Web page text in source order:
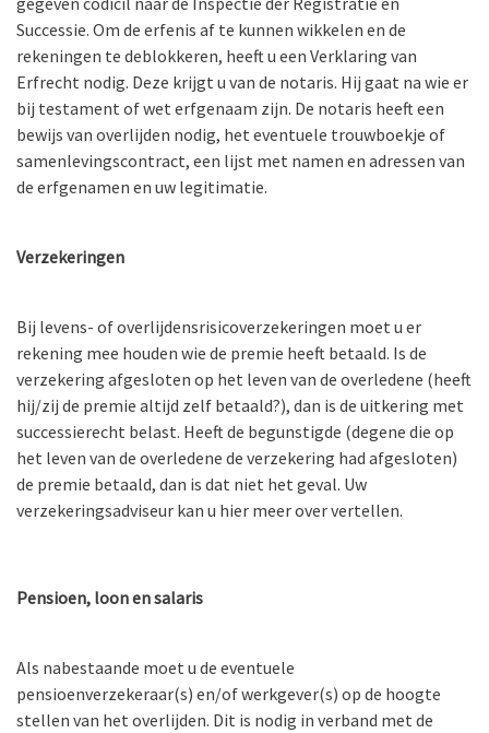
Successie. Om de erfenis af te kunnen wikkelen en de
rekeningen te deblokkeren, heeft u een Verklaring van
Erfrecht nodig. Deze krijgt u van de notaris. Hij gaat na wie er
bij testament of wet erfgenaam zijn. De notaris heeft een
bewijs van overlijden nodig, het eventuele trouwboekje of
samenlevingscontract, een lijst met namen en adressen van
de erfgenamen en uw legitimatie.
Verzekeringen
Bij levens- of overlijdensrisicoverzekeringen moet u er
rekening mee houden wie de premie heeft betaald. Is de
verzekering afgesloten op het leven van de overledene (heeft
hij/zij de premie altijd zelf betaald?), dan is de uitkering met
successierecht belast. Heeft de begunstigde (degene die op
het leven van de overledene de verzekering had afgesloten)
de premie betaald, dan is dat niet het geval. Uw
verzekeringsadviseur kan u hier meer over vertellen.
Pensioen, loon en salaris
Als nabestaande moet u de eventuele
pensioenverzekeraar(s) en/of werkgever(s) op de hoogte
stellen van het overlijden. Dit is nodig in verband met de